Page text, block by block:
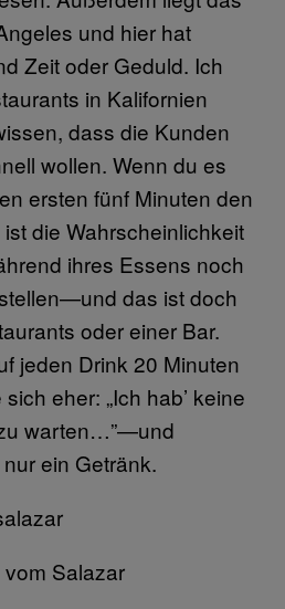
und hier hat
Zeit oder Geduld. Ich
in Kalifornien
dass die Kunden
wollen. Wenn du es
ersten fünf Minuten den
die Wahrscheinlichkeit
ihres Essens noch
das ist doch
oder einer Bar.
jeden Drink 20 Minuten
eher: „Ich hab’ keine
warten…”—und
ein Getränk.
Salazar